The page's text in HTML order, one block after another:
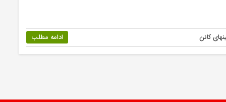
کانن ادامه مطلب